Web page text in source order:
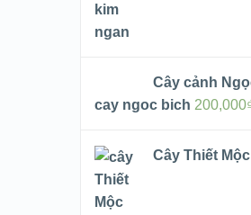
Cây cảnh
cay ngoc bich 200,000
Cây Thiết